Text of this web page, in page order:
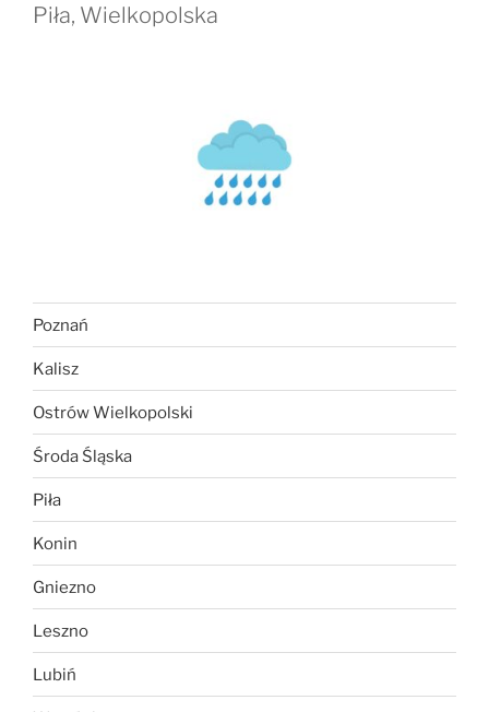
Piła, Wielkopolska
Poznań
Kalisz
Ostrów Wielkopolski
Środa Śląska
Piła
Konin
Gniezno
Leszno
Lubiń